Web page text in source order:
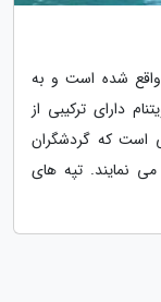
واقع شده است و به
دارای ترکیبی از
است که گردشگران
نمایند. تپه های